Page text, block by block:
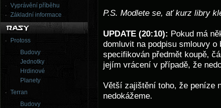
Vyprávění příběhu
Základní informace
Protoss
Budovy
Jednotky
Hrdinové
Planety
Terran
Budovy
P.S. Modlete se, ať kurz libry
UPDATE (20:10): Pokud má
domluvit na podpisu smlouvy
specifikován předmět koupě,
jejím vrácení v případě, že
Větší zajištění toho, že peníze
nedokážeme.